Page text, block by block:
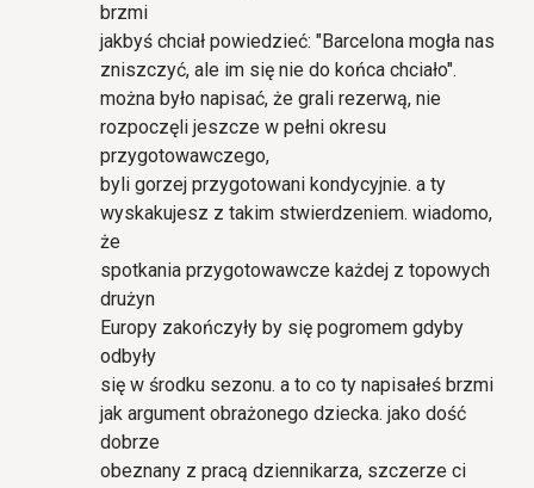
brzmi
jakbyś chciał powiedzieć: "Barcelona mogła nas
zniszczyć, ale im się nie do końca chciało".
można było napisać, że grali rezerwą, nie
rozpoczęli jeszcze w pełni okresu
przygotowawczego,
byli gorzej przygotowani kondycyjnie. a ty
wyskakujesz z takim stwierdzeniem. wiadomo,
że
spotkania przygotowawcze każdej z topowych
drużyn
Europy zakończyły by się pogromem gdyby
odbyły
się w środku sezonu. a to co ty napisałeś brzmi
jak argument obrażonego dziecka. jako dość
dobrze
obeznany z pracą dziennikarza, szczerze ci